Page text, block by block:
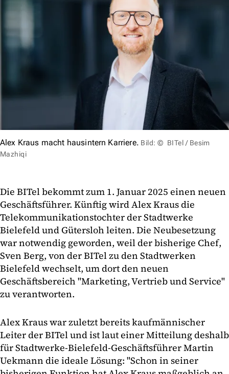
Alex Kraus macht hausintern Karriere. Bild: © BITel / Besim
Mazhiqi
Die BITel bekommt zum 1. Januar 2025 einen neuen
Geschäftsführer. Künftig wird Alex Kraus die
Telekommunikationstochter der Stadtwerke
Bielefeld und Gütersloh leiten. Die Neubesetzung
war notwendig geworden, weil der bisherige Chef,
Sven Berg, von der BITel zu den Stadtwerken
Bielefeld wechselt, um dort den neuen
Geschäftsbereich "Marketing, Vertrieb und Service"
zu verantworten.
Alex Kraus war zuletzt bereits kaufmännischer
Leiter der BITel und ist laut einer Mitteilung deshalb
für Stadtwerke-Bielefeld-Geschäftsführer Martin
Uekmann die ideale Lösung: "Schon in seiner